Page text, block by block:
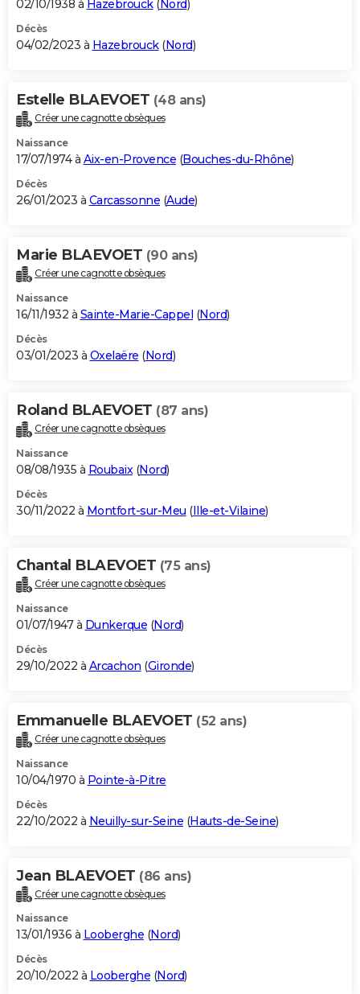
02/10/1938 à Hazebrouck( Nord)
Décès
04/02/2023 à Hazebrouck(Nord)
Estelle BLAEVOET (48 ans)
Créer une cagnotte obsèques
Naissance
17/07/1974 à Aix-en-Provence (Bouches-du-Rhône)
Décès
26/01/2023 à Carcassonne (Aude)
Marie BLAEVOET (90 ans)
Créer une cagnotte obsèques
Naissance
16/11/1932 à Sainte-Marie-Cappel (Nord)
Décès
03/01/2023 à Oxelaëre (Nord)
Roland BLAEVOET (87 ans)
Créer une cagnotte obsèques
Naissance
08/08/1935 à Roubaix(Nord)
Décès
30/11/2022 à Montfort-sur-Meu (Ille-et-Vilaine)
Chantal BLAEVOET (75 ans)
Créer une cagnotte obsèques
Naissance
01/07/1947 à Dunkerque (Nord)
Décès
29/10/2022 à Arcachon (Gironde)
Emmanuelle BLAEVOET (52 ans)
Créer une cagnotte obsèques
Naissance
10/04/1970 à Pointe-à-Pitre
Décès
22/10/2022 à Neuilly-sur-Seine (Hauts-de-Seine)
Jean BLAEVOET (86 ans)
Créer une cagnotte obsèques
Naissance
13/01/1936 à Looberghe (Nord)
Décès
20/10/2022 à Looberghe (Nord)